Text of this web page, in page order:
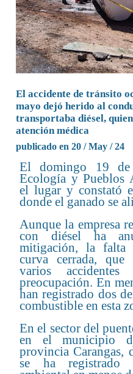
El accidente de tránsito
mayo dejó herido al
transportaba diésel,
atención médica
publicado en 20 / May / 24
El domingo 19
Ecología y Pueblos
el lugar y constató
donde el ganado se
Aunque la empresa
con diésel ha
mitigación, la falta
curva cerrada,
varios
preocupación. En
han registrado dos
combustible en esta
En el sector del
en el municipio
provincia Carangas,
se ha registrado